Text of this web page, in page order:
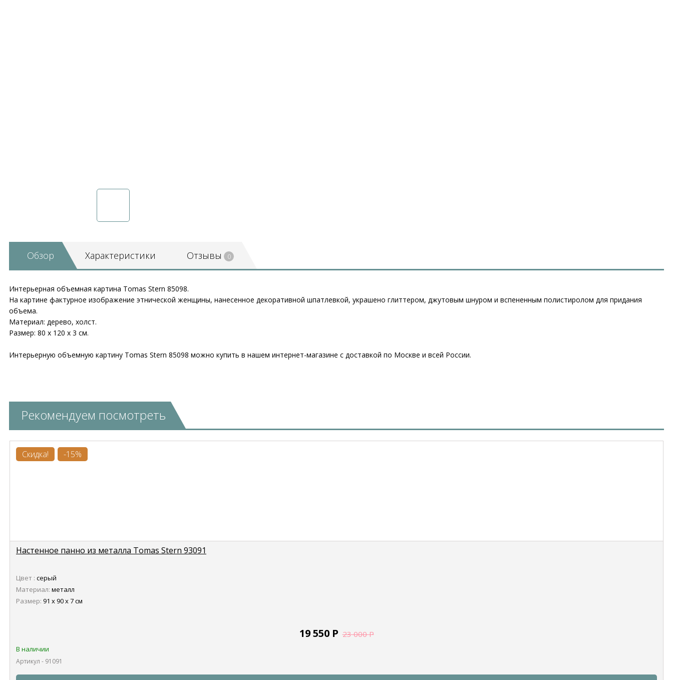
Обзор Характеристики Отзывы 0
Интерьерная объемная картина Tomas Stern 85098.
На картине фактурное изображение этнической женщины, нанесенное декоративной шпатлевкой, украшено глиттером, джутовым шнуром и вспененным полистиролом для придания
объема.
Материал: дерево, холст.
Размер: 80 х 120 х 3 см.
Интерьерную объемную картину Tomas Stern 85098 можно купить в нашем интернет-магазине с доставкой по Москве и всей России.
Рекомендуем посмотреть
Скидка! -15%
Настенное панно из металла Tomas Stern 93091
Цвет : серый
Материал: металл
Размер: 91 х 90 х 7 см
19 550 Р 23 000Р
В наличии
Артикул - 91091